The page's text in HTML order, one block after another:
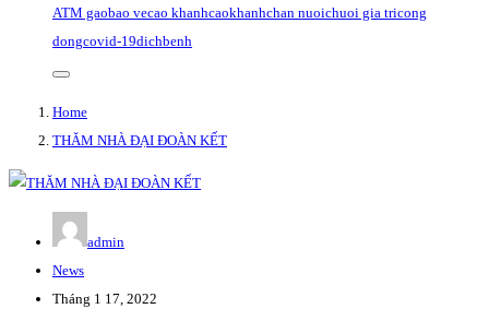
ATM gaobao vecao khanhcaokhanhchan nuoichuoi gia tricong
dongcovid-19dichbenh
Home
THĂM NHÀ ĐẠI ĐOÀN KẾT
admin
News
Tháng 1 17, 2022